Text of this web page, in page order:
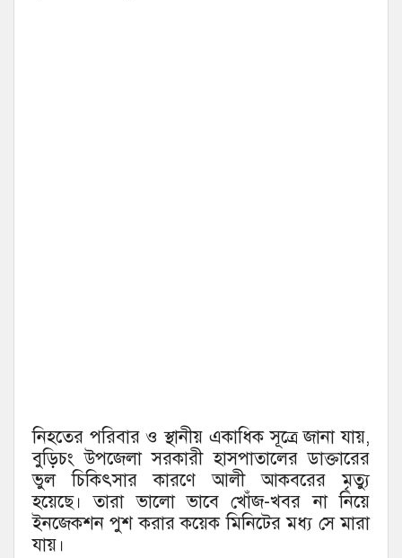
নিহতের পরিবার ও স্থানীয় একাধিক সূত্রে জানা যায়,
বুড়িচং উপজেলা সরকারী হাসপাতালের ডাক্তারের
ভুল চিকিৎসার কারণে আলী আকবরের মৃত্যু
হয়েছে। তারা ভালো ভাবে খোঁজ-খবর না নিয়ে
ইনজেকশন পুশ করার কয়েক মিনিটের মধ্য সে মারা
যায়।